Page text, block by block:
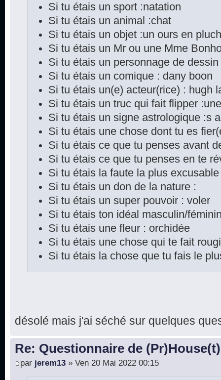
Si tu étais un sport :natation
Si tu étais un animal :chat
Si tu étais un objet :un ours en
Si tu étais un Mr ou une Mme
Si tu étais un personnage de
Si tu étais un comique : dany boon
Si tu étais un(e) acteur(rice) : hugh
Si tu étais un truc qui fait flipper
Si tu étais un signe astrologique :s
Si tu étais une chose dont tu es
Si tu étais ce que tu penses avant
Si tu étais ce que tu penses en te
Si tu étais la faute la plus
Si tu étais un don de la nature :
Si tu étais un super pouvoir : voler
Si tu étais ton idéal masculin/
Si tu étais une fleur : orchidée
Si tu étais une chose qui te fait
Si tu étais la chose que tu fais le
désolé mais j'ai séché sur quelques
Re: Questionnaire de (Pr)House(t)
par jerem13 » Ven 20 Mai 2022 00:15